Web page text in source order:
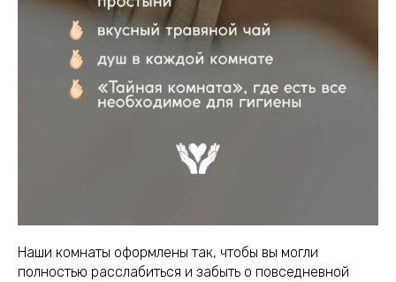
Наши комнаты оформлены так, чтобы вы могли
полностью расслабиться и забыть о повседневной